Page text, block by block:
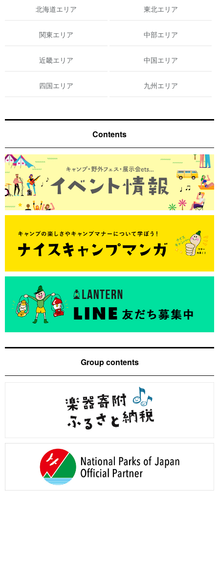
北海道エリア 東北エリア
関東エリア 中部エリア
近畿エリア 中国エリア
四国エリア 九州エリア
Contents
Group contents